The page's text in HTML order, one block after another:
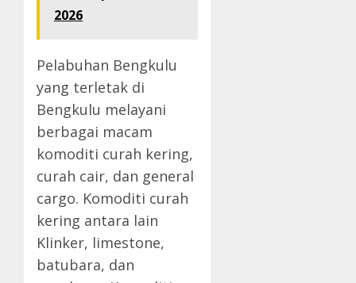
2026
Pelabuhan Bengkulu
yang terletak di
Bengkulu melayani
berbagai macam
komoditi curah kering,
curah cair, dan general
cargo. Komoditi curah
kering antara lain
Klinker, limestone,
batubara, dan